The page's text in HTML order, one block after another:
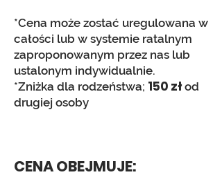
*Cena może zostać uregulowana w
całości lub w systemie ratalnym
zaproponowanym przez nas lub
ustalonym indywidualnie.
*Zniżka dla rodzeństwa; 150 złod
drugiej osoby
CENA OBEJMUJE: